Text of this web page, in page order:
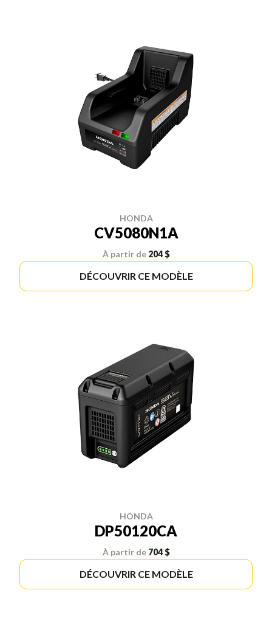
HONDA
CV5080N1A
À partir de 204 $
DÉCOUVRIR CE MODÈLE
HONDA
DP50120CA
À partir de 704 $
DÉCOUVRIR CE MODÈLE